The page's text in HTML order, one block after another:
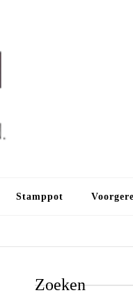
Stamppot
Zoeken